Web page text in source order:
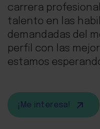
carrera
talento en las
demandadas del
perfil con las
estamos
¡Me interesa!